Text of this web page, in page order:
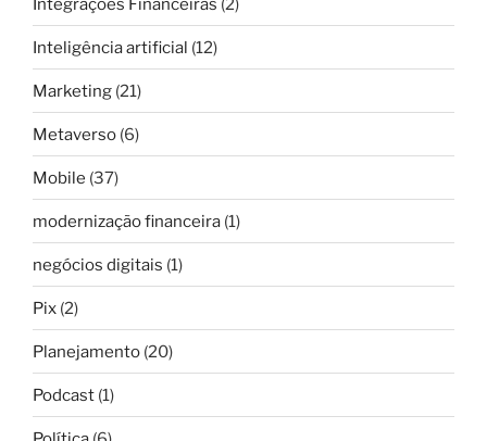
Integrações Financeiras (2)
Inteligência artificial (12)
Marketing (21)
Metaverso (6)
Mobile (37)
modernização financeira (1)
negócios digitais (1)
Pix (2)
Planejamento (20)
Podcast (1)